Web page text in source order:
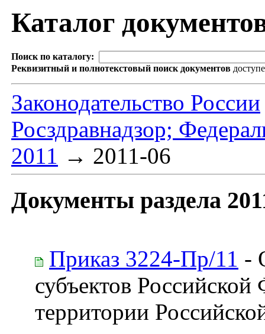
Каталог
Поиск по каталогу:
Реквизитный и полнотекстовый поиск документов
Законодательство России
Росздравнадзор;
2011 → 2011-06
Документы раздела
Приказ 3224-Пр/11 -
субъектов
территории